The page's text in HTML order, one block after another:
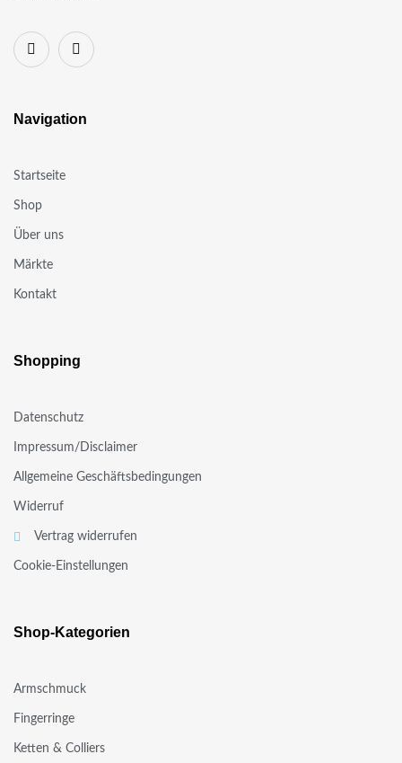
Navigation
Startseite
Shop
Über uns
Märkte
Kontakt
Shopping
Datenschutz
Impressum/Disclaimer
Allgemeine Geschäftsbedingungen
Widerruf
Vertrag widerrufen
Cookie-Einstellungen
Shop-Kategorien
Armschmuck
Fingerringe
Ketten & Colliers